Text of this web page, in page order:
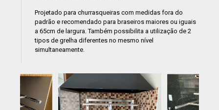
Projetado para churrasqueiras com medidas fora do
padrão e recomendado para braseiros maiores ou iguais
a 65cm de largura. Também possibilita a utilização de 2
tipos de grelha diferentes no mesmo nível
simultaneamente.